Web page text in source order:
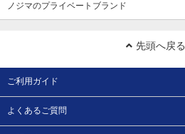
ノジマのプライベートブランド
先頭へ戻る
ご利用ガイド
よくあるご質問